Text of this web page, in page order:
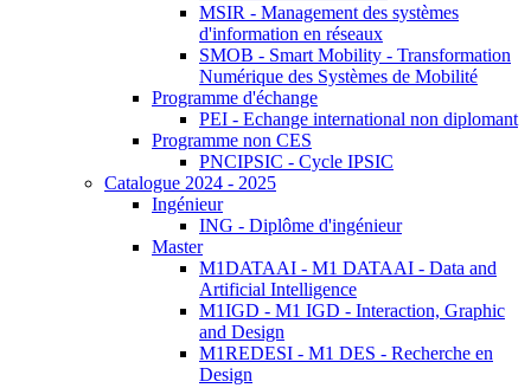
MSIR - Management des systèmes
d'information en réseaux
SMOB - Smart Mobility - Transformation
Numérique des Systèmes de Mobilité
Programme d'échange
PEI - Echange international non diplomant
Programme non CES
PNCIPSIC - Cycle IPSIC
Catalogue 2024 - 2025
Ingénieur
ING - Diplôme d'ingénieur
Master
M1DATAAI - M1 DATAAI - Data and
Artificial Intelligence
M1IGD - M1 IGD - Interaction, Graphic
and Design
M1REDESI - M1 DES - Recherche en
Design